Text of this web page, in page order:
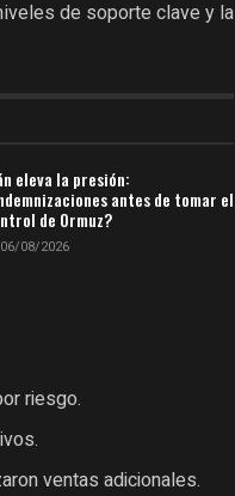
de soporte clave y la
eleva la presión:
antes de tomar el
de Ormuz?
06/08/2026
riesgo.
ventas adicionales.